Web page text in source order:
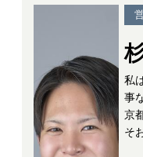
私
事
京
そ
い